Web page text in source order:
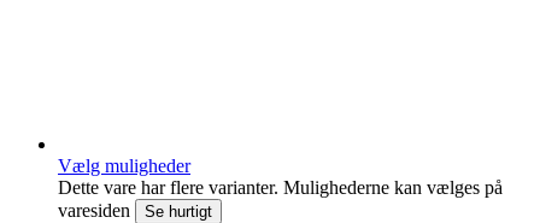
Vælg muligheder
Dette vare har flere varianter. Mulighederne kan vælges på
varesiden
Se hurtigt